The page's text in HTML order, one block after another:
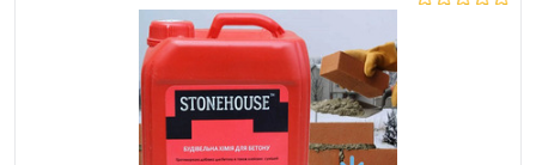
В корзину
Під замовлення